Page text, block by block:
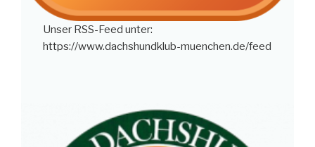
Unser RSS-Feed unter:
https://www.dachshundklub-muenchen.de/feed